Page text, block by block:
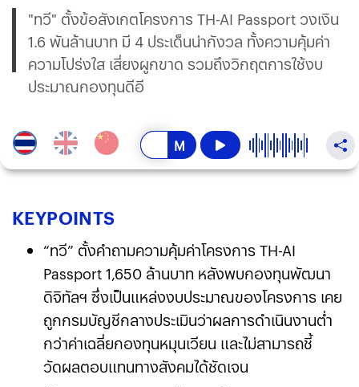
"ทวี" ตั้งข้อสังเกตโครงการ TH-AI Passport วงเงิน
1.6 พันล้านบาท มี 4 ประเด็นน่ากังวล ทั้งความคุ้มค่า
ความโปร่งใส เสี่ยงผูกขาด รวมถึงวิกฤตการใช้งบ
ประมาณกองทุนดีอี
KEYPOINTS
“ทวี” ตั้งคำถามความคุ้มค่าโครงการ TH-AI
Passport 1,650 ล้านบาท หลังพบกองทุนพัฒนา
ดิจิทัลฯ ซึ่งเป็นแหล่งงบประมาณของโครงการ เคย
ถูกกรมบัญชีกลางประเมินว่าผลการดำเนินงานต่ำ
กว่าค่าเฉลี่ยกองทุนหมุนเวียน และไม่สามารถชี้
วัดผลตอบแทนทางสังคมได้ชัดเจน